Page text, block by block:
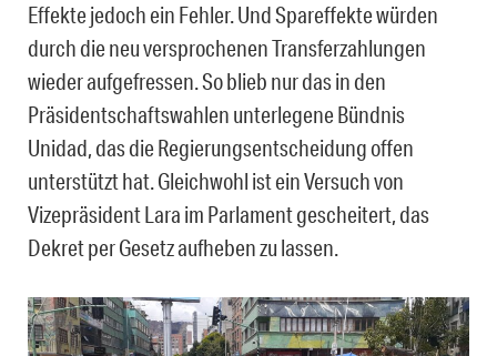
Effekte jedoch ein Fehler. Und Spareffekte würden
durch die neu versprochenen Transferzahlungen
wieder aufgefressen. So blieb nur das in den
Präsidentschaftswahlen unterlegene Bündnis
Unidad, das die Regierungsentscheidung offen
unterstützt hat. Gleichwohl ist ein Versuch von
Vizepräsident Lara im Parlament gescheitert, das
Dekret per Gesetz aufheben zu lassen.